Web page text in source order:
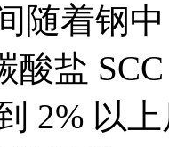
随着钢
酸盐
2% 以